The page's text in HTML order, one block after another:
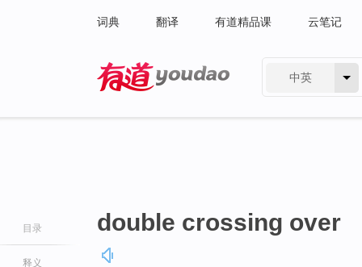
词典 翻译 有道精品课 云笔记
中英
目录
释义
double crossing over